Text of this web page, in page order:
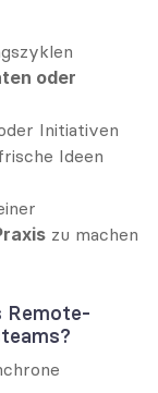
oder
Initiativen
Ideen
zu machen
Remote-